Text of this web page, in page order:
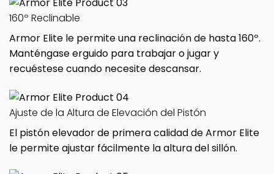
160º Reclinable
Armor Elite le permite una reclinación de hasta 160º.
Manténgase erguido para trabajar o jugar y
recuéstese cuando necesite descansar.
Ajuste de la Altura de Elevación del Pistón
El pistón elevador de primera calidad de Armor Elite
le permite ajustar fácilmente la altura del sillón.